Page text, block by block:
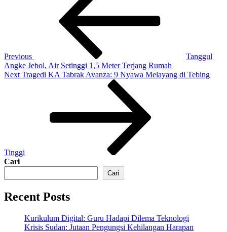
Previous
Tanggul
Angke Jebol, Air Setinggi 1,5 Meter Terjang Rumah
Next
Next Tragedi KA Tabrak Avanza: 9 Nyawa Melayang di Tebing
Tinggi
Cari
Cari
Recent Posts
Kurikulum Digital: Guru Hadapi Dilema Teknologi
Krisis Sudan: Jutaan Pengungsi Kehilangan Harapan